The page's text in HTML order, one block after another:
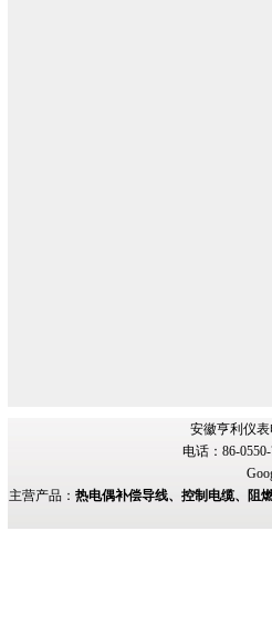
安徽亨利仪表
电话：86-
主营产品： 热电偶补偿导线、控制电缆、阻